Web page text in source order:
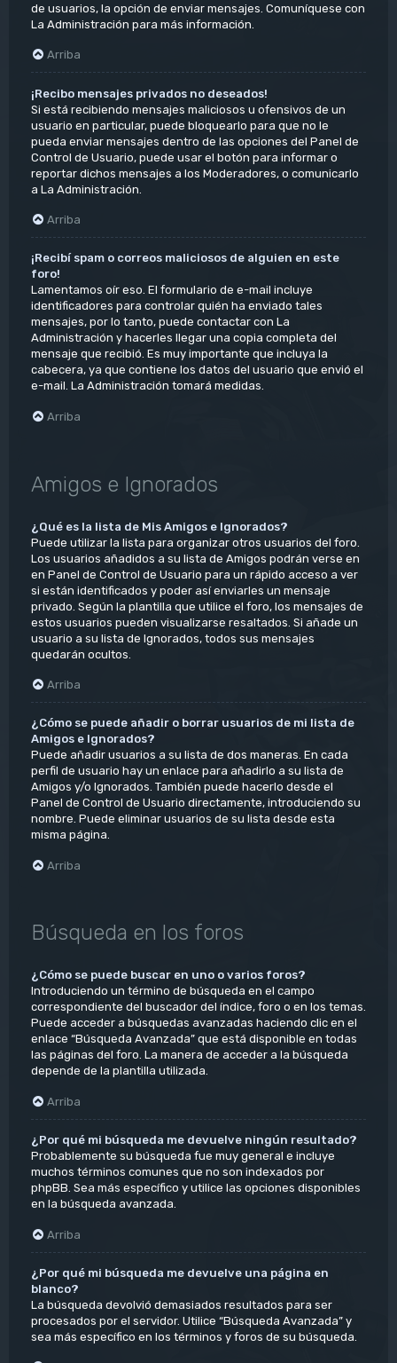
de usuarios, la opción de enviar mensajes. Comuníquese con
La Administración para más información.
Arriba
¡Recibo mensajes privados no deseados!
Si está recibiendo mensajes maliciosos u ofensivos de un
usuario en particular, puede bloquearlo para que no le
pueda enviar mensajes dentro de las opciones del Panel de
Control de Usuario, puede usar el botón para informar o
reportar dichos mensajes a los Moderadores, o comunicarlo
a La Administración.
Arriba
¡Recibí spam o correos maliciosos de alguien en este
foro!
Lamentamos oír eso. El formulario de e-mail incluye
identificadores para controlar quién ha enviado tales
mensajes, por lo tanto, puede contactar con La
Administración y hacerles llegar una copia completa del
mensaje que recibió. Es muy importante que incluya la
cabecera, ya que contiene los datos del usuario que envió el
e-mail. La Administración tomará medidas.
Arriba
Amigos e Ignorados
¿Qué es la lista de Mis Amigos e Ignorados?
Puede utilizar la lista para organizar otros usuarios del foro.
Los usuarios añadidos a su lista de Amigos podrán verse en
en Panel de Control de Usuario para un rápido acceso a ver
si están identificados y poder así enviarles un mensaje
privado. Según la plantilla que utilice el foro, los mensajes de
estos usuarios pueden visualizarse resaltados. Si añade un
usuario a su lista de Ignorados, todos sus mensajes
quedarán ocultos.
Arriba
¿Cómo se puede añadir o borrar usuarios de mi lista de
Amigos e Ignorados?
Puede añadir usuarios a su lista de dos maneras. En cada
perfil de usuario hay un enlace para añadirlo a su lista de
Amigos y/o Ignorados. También puede hacerlo desde el
Panel de Control de Usuario directamente, introduciendo su
nombre. Puede eliminar usuarios de su lista desde esta
misma página.
Arriba
Búsqueda en los foros
¿Cómo se puede buscar en uno o varios foros?
Introduciendo un término de búsqueda en el campo
correspondiente del buscador del índice, foro o en los temas.
Puede acceder a búsquedas avanzadas haciendo clic en el
enlace “Búsqueda Avanzada” que está disponible en todas
las páginas del foro. La manera de acceder a la búsqueda
depende de la plantilla utilizada.
Arriba
¿Por qué mi búsqueda me devuelve ningún resultado?
Probablemente su búsqueda fue muy general e incluye
muchos términos comunes que no son indexados por
phpBB. Sea más específico y utilice las opciones disponibles
en la búsqueda avanzada.
Arriba
¿Por qué mi búsqueda me devuelve una página en
blanco?
La búsqueda devolvió demasiados resultados para ser
procesados por el servidor. Utilice “Búsqueda Avanzada” y
sea más específico en los términos y foros de su búsqueda.